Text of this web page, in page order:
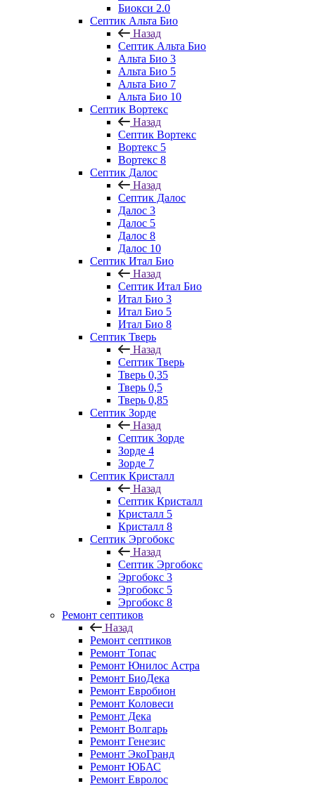
Биокси 2.0
Септик Альта Био
Назад
Септик Альта Био
Альта Био 3
Альта Био 5
Альта Био 7
Альта Био 10
Септик Вортекс
Назад
Септик Вортекс
Вортекс 5
Вортекс 8
Септик Далос
Назад
Септик Далос
Далос 3
Далос 5
Далос 8
Далос 10
Септик Итал Био
Назад
Септик Итал Био
Итал Био 3
Итал Био 5
Итал Био 8
Септик Тверь
Назад
Септик Тверь
Тверь 0,35
Тверь 0,5
Тверь 0,85
Септик Зорде
Назад
Септик Зорде
Зорде 4
Зорде 7
Септик Кристалл
Назад
Септик Кристалл
Кристалл 5
Кристалл 8
Септик Эргобокс
Назад
Септик Эргобокс
Эргобокс 3
Эргобокс 5
Эргобокс 8
Ремонт септиков
Назад
Ремонт септиков
Ремонт Топас
Ремонт Юнилос Астра
Ремонт БиоДека
Ремонт Евробион
Ремонт Коловеси
Ремонт Дека
Ремонт Волгарь
Ремонт Генезис
Ремонт ЭкоГранд
Ремонт ЮБАС
Ремонт Евролос